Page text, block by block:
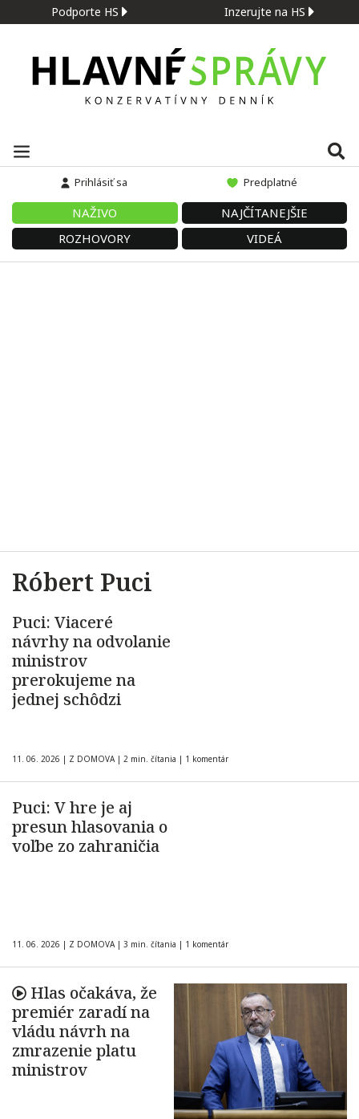
Podporte HS Inzerujte na HS
Prihlásiť sa Predplatné
NAŽIVO
NAJČÍTANEJŠIE
ROZHOVORY
VIDEÁ
Róbert Puci
Puci: Viaceré
návrhy na odvolanie
ministrov
prerokujeme na
jednej schôdzi
11. 06. 2026 | Z DOMOVA | 2 min. čítania | 1 komentár
Puci: V hre je aj
presun hlasovania o
voľbe zo zahraničia
11. 06. 2026 | Z DOMOVA | 3 min. čítania | 1 komentár
Hlas očakáva, že
premiér zaradí na
vládu návrh na
zmrazenie platu
ministrov